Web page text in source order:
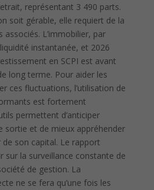
représentant 3 490 parts.
soit gérable, elle requiert de la
associés. L’immobilier, par
instantanée, et 2026
en SCPI est avant
long terme. Pour aider les
ces fluctuations, l’utilisation de
est fortement
permettent d’anticiper
sortie et de mieux appréhender
de son capital. Le rapport
sur la surveillance constante de
de gestion. La
ne se fera qu’une fois les